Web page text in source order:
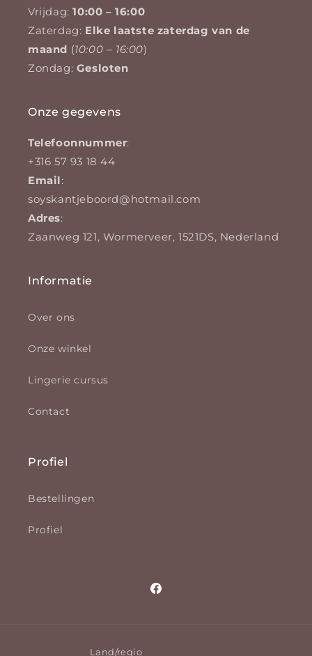
Vrijdag:10:00 – 16:00
Zaterdag: Elke laatste zaterdag van de
maand (10:00 – 16:00)
Zondag: Gesloten
Onze gegevens
Telefoonnummer:
+316 57 93 18 44
Email:
soyskantjeboord@hotmail.com
Adres:
Zaanweg 121, Wormerveer, 1521DS, Nederland
Informatie
Over ons
Onze winkel
Lingerie cursus
Contact
Profiel
Bestellingen
Profiel
Facebook
Land/regio